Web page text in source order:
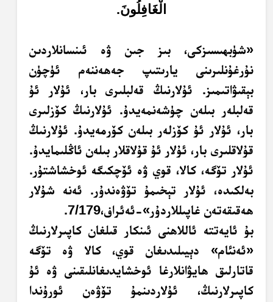
الْغَافِلُونَ.
«شۈبھىسىزكى، بىز جىن ۋە ئىنسانلاردىن
نۇرغۇنلىرىنى يارىتىپ جەھەننەم ئۈچۈن
بېقىۋاتىمىز. ئۇلارنىڭ قەلبلىرى بار، ئۇلار ئۇ
قەلبلەر بىلەن چۈشەنمەيدۇ. ئۇلارنىڭ كۆزلىرى
بار، ئۇلار ئۇ كۆزلەر بىلەن كۆرمەيدۇ. ئۇلارنىڭ
قۇلاقلىرى بار، ئۇلار ئۇ قۇلاقلار بىلەن ئاڭلىمايدۇ.
ئۇلار تۆگە، كالا، قوي ۋە ئۆچكىگە ئوخشاشتۇر.
بەلكىدە، ئۇلار تېخىمۇ تۆۋەندۇر. ئەنە شۇلار
ھەقىقەتەن غاپىللاردۇر»-ئەئراف،7/179.
بۇ ئايەتتە ئاللاھنى ئىنكار قىلغان كاپىرلارنىڭ
«ئەنئام» دېيىلىدىغان قوي، كالا ۋە تۆگە
قاتارلىق ھايۋانلارغا ئوخشايدىغانلىقىنى ۋە ئۇ
كاپىرلارنىڭ، ئۇلاردىنمۇ تۆۋەن ئورۇندا